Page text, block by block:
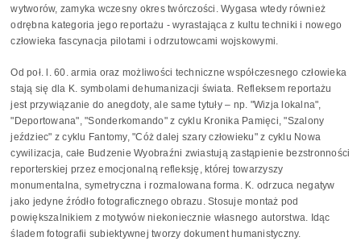
wytworów, zamyka wczesny okres twórczości. Wygasa wtedy również
odrębna kategoria jego reportażu - wyrastająca z kultu techniki i nowego
człowieka fascynacja pilotami i odrzutowcami wojskowymi.
Od poł. l. 60. armia oraz możliwości techniczne współczesnego człowieka
stają się dla K. symbolami dehumanizacji świata. Refleksem reportażu
jest przywiązanie do anegdoty, ale same tytuły – np. "Wizja lokalna",
"Deportowana", "Sonderkomando" z cyklu Kronika Pamięci, "Szalony
jeździec" z cyklu Fantomy, "Cóż dalej szary człowieku" z cyklu Nowa
cywilizacja, całe Budzenie Wyobraźni zwiastują zastąpienie bezstronności
reporterskiej przez emocjonalną refleksję, której towarzyszy
monumentalna, symetryczna i rozmalowana forma. K. odrzuca negatyw
jako jedyne źródło fotograficznego obrazu. Stosuje montaż pod
powiększalnikiem z motywów niekoniecznie własnego autorstwa. Idąc
śladem fotografii subiektywnej tworzy dokument humanistyczny.